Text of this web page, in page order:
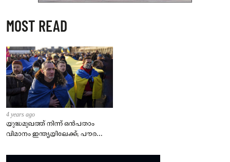
MOST READ
4 years ago
യുദ്ധമുഖത്ത് നിന്ന് ഒൻപതാം
വിമാനം ഇന്ത്യയിലേക്ക്; പൗരന്മാർ
– കേന്ദ്രം